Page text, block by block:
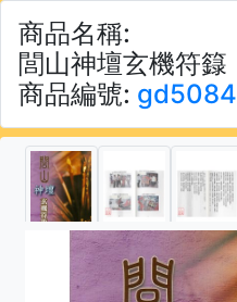
商品名稱:
閭山神壇玄機符籙
商品編號: gd5084